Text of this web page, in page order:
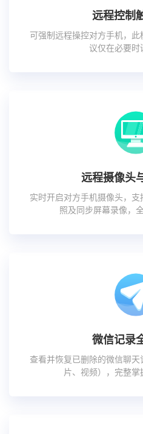
远程控制
可强制远程操控对方手机，
议仅在必要时
远程摄像头
实时开启对方手机摄像头，
照及同步屏幕录像，
微信记录
查看并恢复已删除的微信聊
片、视频），完整掌